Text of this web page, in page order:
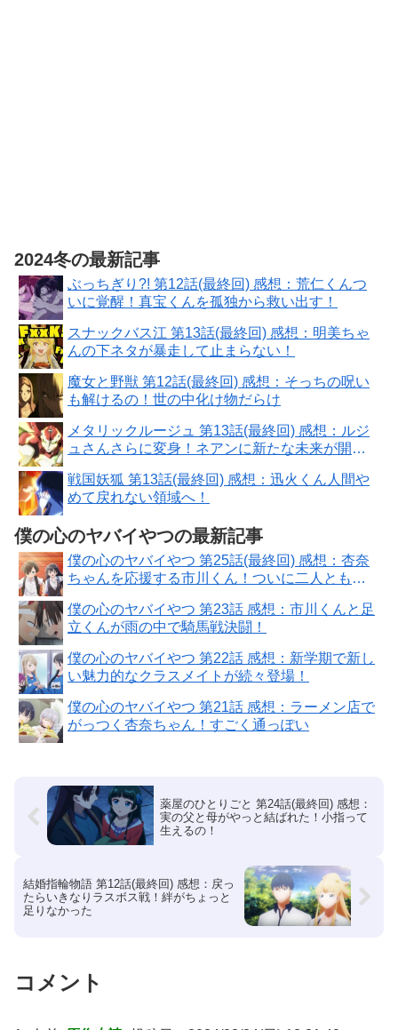
2024冬の最新記事
ぶっちぎり?! 第12話(最終回) 感想：荒仁くんつ
いに覚醒！真宝くんを孤独から救い出す！
スナックバス江 第13話(最終回) 感想：明美ちゃ
んの下ネタが暴走して止まらない！
魔女と野獣 第12話(最終回) 感想：そっちの呪い
も解けるの！世の中化け物だらけ
メタリックルージュ 第13話(最終回) 感想：ルジ
ュさんさらに変身！ネアンに新たな未来が開け
戦国妖狐 第13話(最終回) 感想：迅火くん人間や
めて戻れない領域へ！
僕の心のヤバイやつの最新記事
僕の心のヤバイやつ 第25話(最終回) 感想：杏奈
ちゃんを応援する市川くん！ついに二人とも告
僕の心のヤバイやつ 第23話 感想：市川くんと足
立くんが雨の中で騎馬戦決闘！
僕の心のヤバイやつ 第22話 感想：新学期で新し
い魅力的なクラスメイトが続々登場！
僕の心のヤバイやつ 第21話 感想：ラーメン店で
がっつく杏奈ちゃん！すごく通っぽい
薬屋のひとりごと 第24話(最終回) 感想：
実の父と母がやっと結ばれた！小指って
生えるの！
結婚指輪物語 第12話(最終回) 感想：戻っ
たらいきなりラスボス戦！絆がちょっと
足りなかった
コメント